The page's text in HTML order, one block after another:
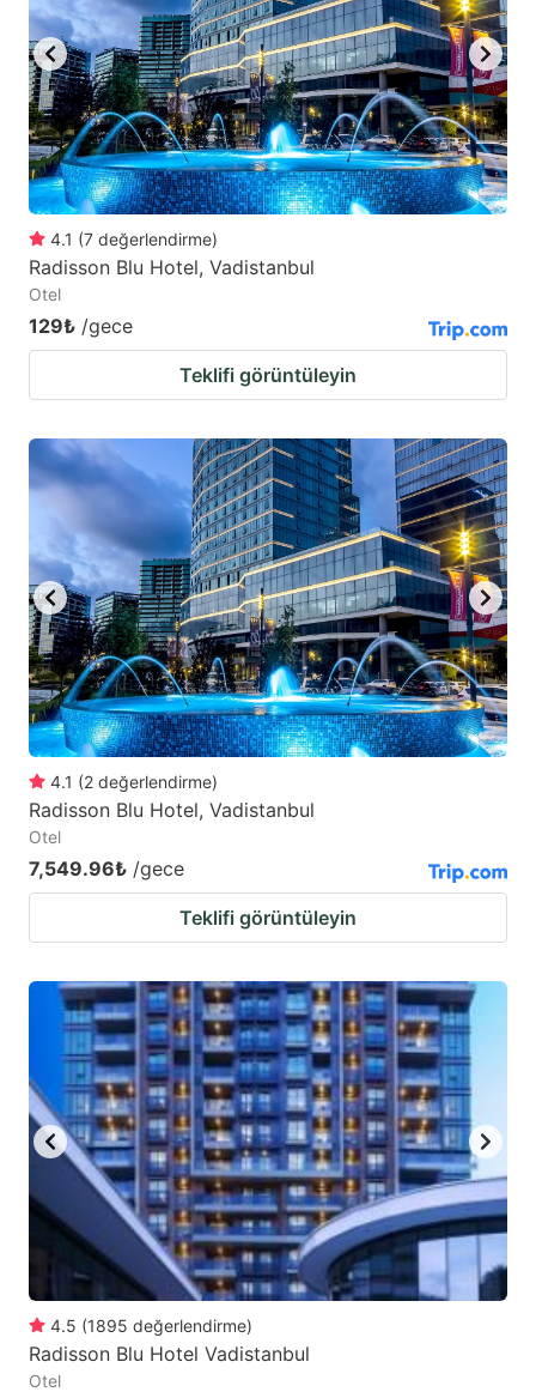
key
to
get
the
keyboard
shortcuts
for
changing
key
to
get
the
keyboard
shortcuts
4.1 (7 değerlendirme)
Radisson Blu Hotel, Vadistanbul
Otel
129₺ /gece
Teklifi görüntüleyin
4.1 (2 değerlendirme)
Radisson Blu Hotel, Vadistanbul
Otel
7,549.96₺ /gece
Teklifi görüntüleyin
4.5 (1895 değerlendirme)
Radisson Blu Hotel Vadistanbul
Otel